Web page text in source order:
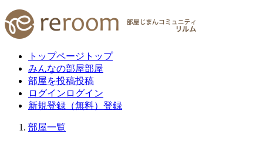
トップページ トップ
みんなの部屋部屋
部屋を投稿投稿
ログイン ログイン
新規登録（無料） 登録
部屋一覧